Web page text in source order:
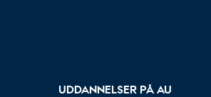
UDDANNELSER PÅ AU